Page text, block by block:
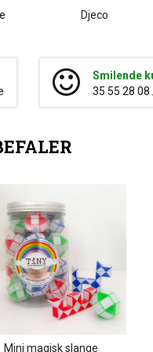
Djeco
Smilende
35 55 28 08
Mini magisk slange